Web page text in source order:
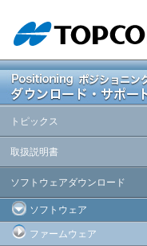
トピックス
取扱説明書
ソフトウェアダウンロード
ソフトウェア
ファームウェア